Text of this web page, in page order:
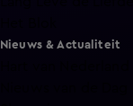
Nieuws & Actualiteit